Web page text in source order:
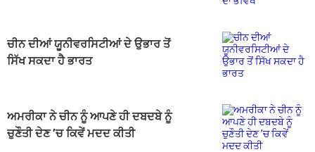
ਚੀਨ ਦੀਆਂ ਯੂਨੀਵਰਸਿਟੀਆਂ ਦੇ ਉਭਾਰ ਤੋਂ
ਸਿੱਖ ਸਕਦਾ ਹੈ ਭਾਰਤ
ਅਮਰੀਕਾ ਨੇ ਚੀਨ ਨੂੰ ਆਪਣੇ ਹੀ ਦਬਦਬੇ ਨੂੰ
ਚੁਣੌਤੀ ਦੇਣ ’ਚ ਕਿਵੇਂ ਮਦਦ ਕੀਤੀ